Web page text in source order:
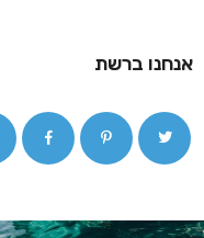
אנחנו ברשת